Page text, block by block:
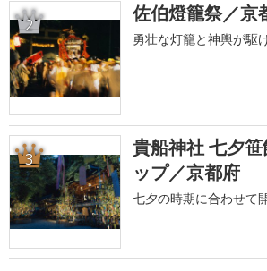
2 佐伯燈籠祭／京
勇壮な灯籠と神輿が駆
3
貴船神社 七夕
ップ／京都府
七夕の時期に合わせて